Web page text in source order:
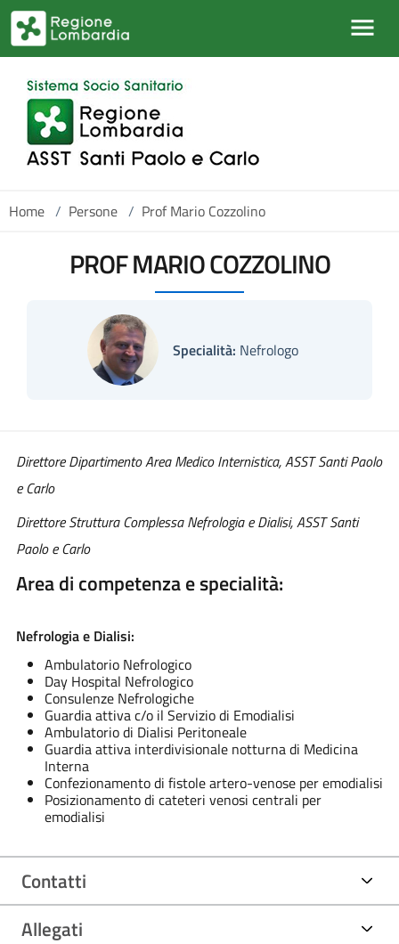
Salta al contenuto principale
Home / Persone / Prof Mario Cozzolino
PROF MARIO COZZOLINO
Specialità: Nefrologo
Direttore Dipartimento Area Medico Internistica, ASST Santi Paolo
e Carlo
Direttore Struttura Complessa Nefrologia e Dialisi, ASST Santi
Paolo e Carlo
Area di competenza e specialità:
Nefrologia e Dialisi:
Ambulatorio Nefrologico
Day Hospital Nefrologico
Consulenze Nefrologiche
Guardia attiva c/o il Servizio di Emodialisi
Ambulatorio di Dialisi Peritoneale
Guardia attiva interdivisionale notturna di Medicina
Interna
Confezionamento di fistole artero-venose per emodialisi
Posizionamento di cateteri venosi centrali per
emodialisi
Contatti
Allegati